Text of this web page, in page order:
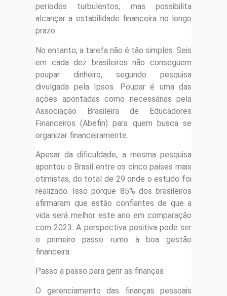
períodos turbulentos, mas possibilita
alcançar a estabilidade financeira no longo
prazo.
No entanto, a tarefa não é tão simples. Seis
em cada dez brasileiros não conseguem
poupar dinheiro, segundo pesquisa
divulgada pela Ipsos. Poupar é uma das
ações apontadas como necessárias pela
Associação Brasileira de Educadores
Financeiros (Abefin) para quem busca se
organizar financeiramente.
Apesar da dificuldade, a mesma pesquisa
apontou o Brasil entre os cinco países mais
otimistas, do total de 29 onde o estudo foi
realizado. Isso porque 85% dos brasileiros
afirmaram que estão confiantes de que a
vida será melhor este ano em comparação
com 2023. A perspectiva positiva pode ser
o primeiro passo rumo à boa gestão
financeira.
Passo a passo para gerir as finanças
O gerenciamento das finanças pessoais